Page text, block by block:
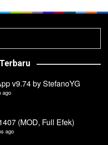
v9.74 by StefanoYG
ago
(MOD, Full Efek)
ago